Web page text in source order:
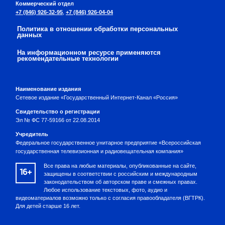
Коммерческий отдел
+7 (846) 926-32-95 +7 (846) 926-04-04
Политика в отношении обработки персональных
данных
На информационном ресурсе применяются
рекомендательные технологии
Наименование издания
Сетевое издание «Государственный Интернет-Канал «Россия»
Свидетельство о регистрации
Эл № ФС 77-59166 от 22.08.2014
Учредитель
Федеральное государственное унитарное предприятие «Всероссийская
государственная телевизионная и радиовещательная компания»
16+
Все права на любые материалы, опубликованные на сайте,
защищены в соответствии с российским и международным
законодательством об авторском праве и смежных правах.
Любое использование текстовых, фото, аудио и
видеоматериалов возможно только с согласия правообладателя (ВГТРК).
Для детей старше 16 лет.